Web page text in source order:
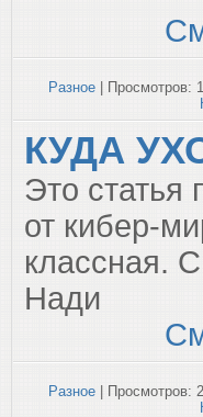
Разное | Просмотров:
КУДА
Это статья
от кибер-
классная.
Нади
Разное| Просмотров: